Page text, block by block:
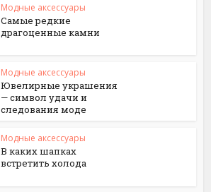
Модные аксессуары
Самые редкие
драгоценные камни
Модные аксессуары
Ювелирные украшения
— символ удачи и
следования моде
Модные аксессуары
В каких шапках
встретить холода